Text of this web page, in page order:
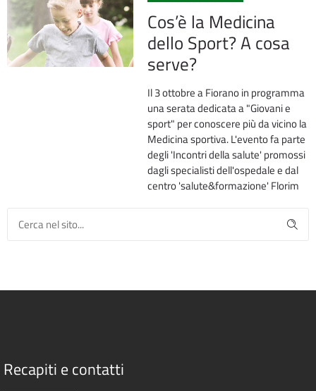
Cos’è la Medicina
dello Sport? A cosa
serve?
Il 3 ottobre a Fiorano in programma
una serata dedicata a "Giovani e
sport" per conoscere più da vicino la
Medicina sportiva. L'evento fa parte
degli 'Incontri della salute' promossi
dagli specialisti dell'ospedale e dal
centro 'salute&formazione' Florim
Recapiti e contatti